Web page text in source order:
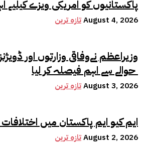
پاکستانیوں کو امریکی ویزے کیلیے
تازہ ترینAugust 4, 2026
وزیراعظم نےوفاقی وزارتوں اور
حوالے سے اہم فیصلہ کر لیا
تازہ ترینAugust 3, 2026
ایم کیو ایم پاکستان میں
تازہ ترینAugust 2, 2026